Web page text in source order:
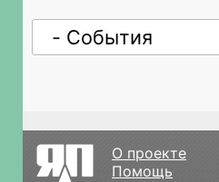
О проекте
Помощь